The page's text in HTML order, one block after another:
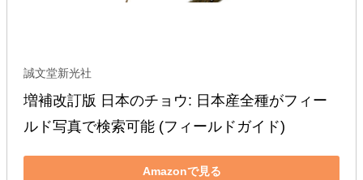
誠文堂新光社
増補改訂版 日本のチョウ: 日本産全種がフィー
ルド写真で検索可能 (フィールドガイド)
Amazonで見る